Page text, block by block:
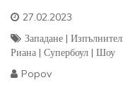
27.02.2023
Западане |
Риана | Супербоул | Шоу
Popov